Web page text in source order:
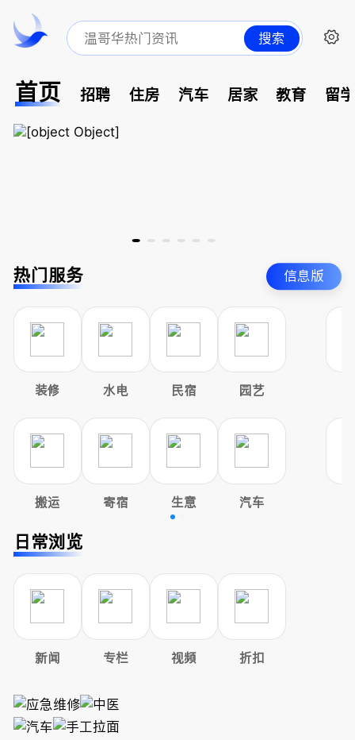
搜索
首页 招聘 住房 汽车 居家 教育 留
热门服务 信息版
装修 水电 民宿 园艺
搬运 寄宿 生意 汽车
日常浏览
新闻 专栏 视频 折扣